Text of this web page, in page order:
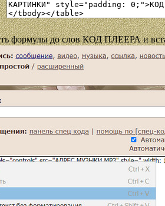
формулы до слов КОД ПЛЕЕРА и